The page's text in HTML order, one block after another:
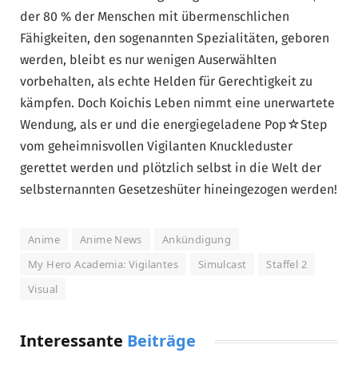
der 80 % der Menschen mit übermenschlichen
Fähigkeiten, den sogenannten Spezialitäten, geboren
werden, bleibt es nur wenigen Auserwählten
vorbehalten, als echte Helden für Gerechtigkeit zu
kämpfen. Doch Koichis Leben nimmt eine unerwartete
Wendung, als er und die energiegeladene Pop☆Step
vom geheimnisvollen Vigilanten Knuckleduster
gerettet werden und plötzlich selbst in die Welt der
selbsternannten Gesetzeshüter hineingezogen werden!
Anime Anime News
Ankündigung
My Hero Academia: Vigilantes
Simulcast
Staffel 2
Visual
Interessante Beiträge